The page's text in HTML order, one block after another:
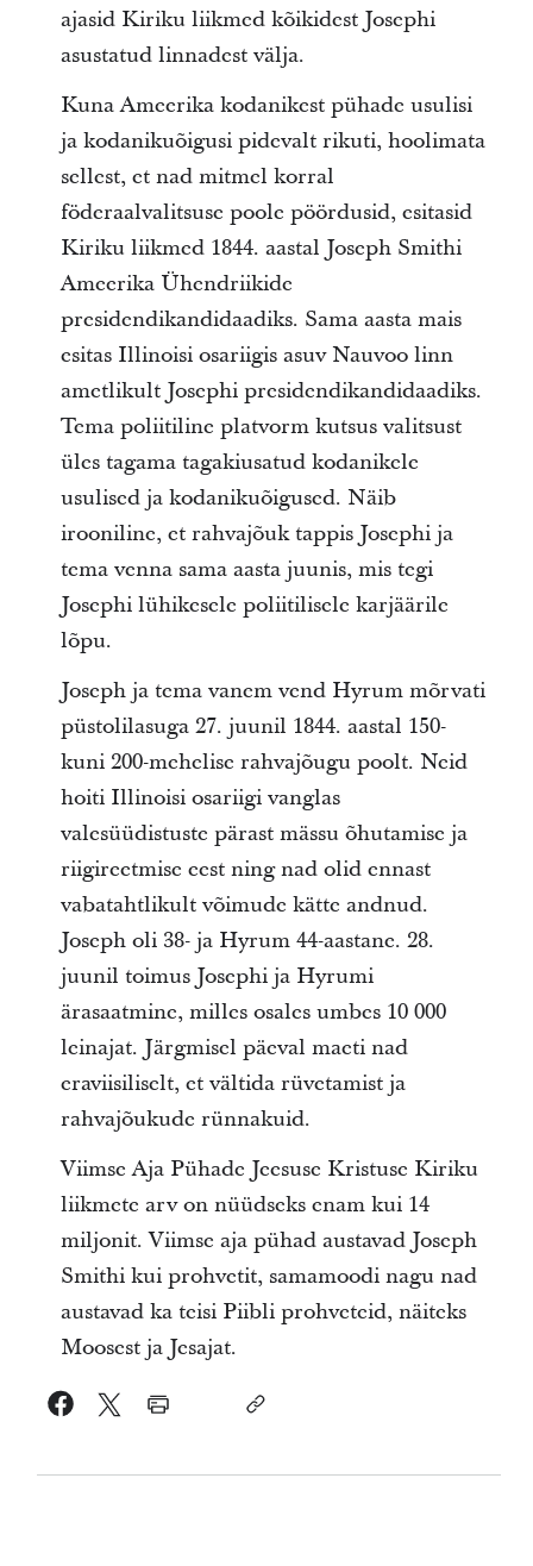
ajasid Kiriku liikmed kõikidest Josephi
asustatud linnadest välja.
Kuna Ameerika kodanikest pühade usulisi
ja kodanikuõigusi pidevalt rikuti, hoolimata
sellest, et nad mitmel korral
föderaalvalitsuse poole pöördusid, esitasid
Kiriku liikmed 1844. aastal Joseph Smithi
Ameerika Ühendriikide
presidendikandidaadiks. Sama aasta mais
esitas Illinoisi osariigis asuv Nauvoo linn
ametlikult Josephi presidendikandidaadiks.
Tema poliitiline platvorm kutsus valitsust
üles tagama tagakiusatud kodanikele
usulised ja kodanikuõigused. Näib
irooniline, et rahvajõuk tappis Josephi ja
tema venna sama aasta juunis, mis tegi
Josephi lühikesele poliitilisele karjäärile
lõpu.
Joseph ja tema vanem vend Hyrum mõrvati
püstolilasuga 27. juunil 1844. aastal 150-
kuni 200-mehelise rahvajõugu poolt. Neid
hoiti Illinoisi osariigi vanglas
valesüüdistuste pärast mässu õhutamise ja
riigireetmise eest ning nad olid ennast
vabatahtlikult võimude kätte andnud.
Joseph oli 38- ja Hyrum 44-aastane. 28.
juunil toimus Josephi ja Hyrumi
ärasaatmine, milles osales umbes 10 000
leinajat. Järgmisel päeval maeti nad
eraviisiliselt, et vältida rüvetamist ja
rahvajõukude rünnakuid.
Viimse Aja Pühade Jeesuse Kristuse Kiriku
liikmete arv on nüüdseks enam kui 14
miljonit. Viimse aja pühad austavad Joseph
Smithi kui prohvetit, samamoodi nagu nad
austavad ka teisi Piibli prohveteid, näiteks
Moosest ja Jesajat.